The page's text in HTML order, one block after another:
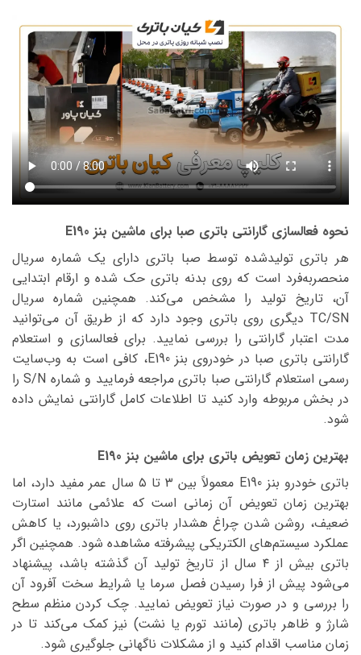
نحوه فعالسازی گارانتی باتری صبا برای ماشین بنز E190
هر باتری تولیدشده توسط صبا باتری دارای یک شماره سریال
منحصربه‌فرد است که روی بدنه باتری حک شده و ارقام ابتدایی
آن، تاریخ تولید را مشخص می‌کند. همچنین شماره سریال
TC/SN دیگری روی باتری وجود دارد که از طریق آن می‌توانید
مدت اعتبار گارانتی را بررسی نمایید. برای فعالسازی و استعلام
گارانتی باتری صبا در خودروی بنز E190، کافی است به وب‌سایت
رسمی استعلام گارانتی صبا باتری مراجعه فرمایید و شماره S/N را
در بخش مربوطه وارد کنید تا اطلاعات کامل گارانتی نمایش داده
شود.
بهترین زمان تعویض باتری برای ماشین بنز E190
باتری خودرو بنز E190 معمولاً بین ۳ تا ۵ سال عمر مفید دارد، اما
بهترین زمان تعویض آن زمانی است که علائمی مانند استارت
ضعیف، روشن شدن چراغ هشدار باتری روی داشبورد، یا کاهش
عملکرد سیستم‌های الکتریکی پیشرفته مشاهده شود. همچنین اگر
باتری بیش از ۴ سال از تاریخ تولید آن گذشته باشد، پیشنهاد
می‌شود پیش از فرا رسیدن فصل سرما یا شرایط سخت آفرود آن
را بررسی و در صورت نیاز تعویض نمایید. چک کردن منظم سطح
شارژ و ظاهر باتری (مانند تورم یا نشت) نیز کمک می‌کند تا در
زمان مناسب اقدام کنید و از مشکلات ناگهانی جلوگیری شود.